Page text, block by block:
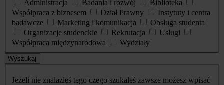
Administracja
Badania i rozwój
Biblioteka
Współpraca z biznesem
Dział Prawny
Instytuty i centra
badawcze
Marketing i komunikacja
Obsługa studenta
Organizacje studenckie
Rekrutacja
Usługi
Współpraca międzynarodowa
Wydziały
Wyszukaj
Jeżeli nie znalazłeś tego czego szukałeś zawsze możesz wpisać